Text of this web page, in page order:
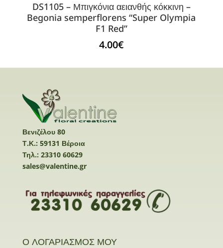
DS1105 – Μπιγκόνια αειανθής κόκκινη –
Begonia semperflorens “Super Olympia
F1 Red”
4.00€
Βενιζέλου 80
Τ.Κ.: 59131 Βέροια
Τηλ.: 23310 60629
sales@valentine.gr
Ο ΛΟΓΑΡΙΑΣΜΟΣ ΜΟΥ